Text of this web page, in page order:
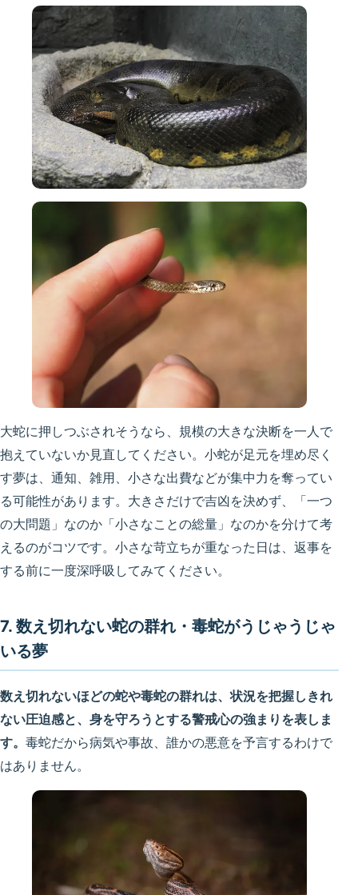
大蛇に押しつぶされそうなら、規模の大きな決断を一人で
抱えていないか見直してください。小蛇が足元を埋め尽く
す夢は、通知、雑用、小さな出費などが集中力を奪ってい
る可能性があります。大きさだけで吉凶を決めず、「一つ
の大問題」なのか「小さなことの総量」なのかを分けて考
えるのがコツです。小さな苛立ちが重なった日は、返事を
する前に一度深呼吸してみてください。
7. 数え切れない蛇の群れ・毒蛇がうじゃうじゃ
いる夢
数え切れないほどの蛇や毒蛇の群れは、状況を把握しきれ
ない圧迫感と、身を守ろうとする警戒心の強まりを表しま
す。 毒蛇だから病気や事故、誰かの悪意を予言するわけで
はありません。